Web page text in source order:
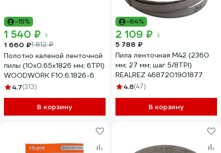
-15%
1 540 ₽
1 660 ₽1 812 ₽
Полотно каленой ленточной
пилы (10x0.65x1826 мм; 6TPI)
WOODWORK F10.6.1826-6
4.7(313)
В корзину
-64%
2 109 ₽
5 788 ₽
Пила ленточная M42 (2360
мм; 27 мм; шаг 5/8TPI)
REALREZ 4687201901877
4.8(47)
В корзину